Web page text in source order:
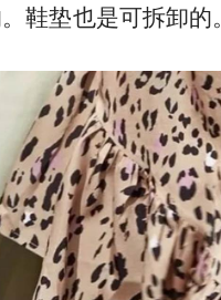
鞋垫也是可拆卸